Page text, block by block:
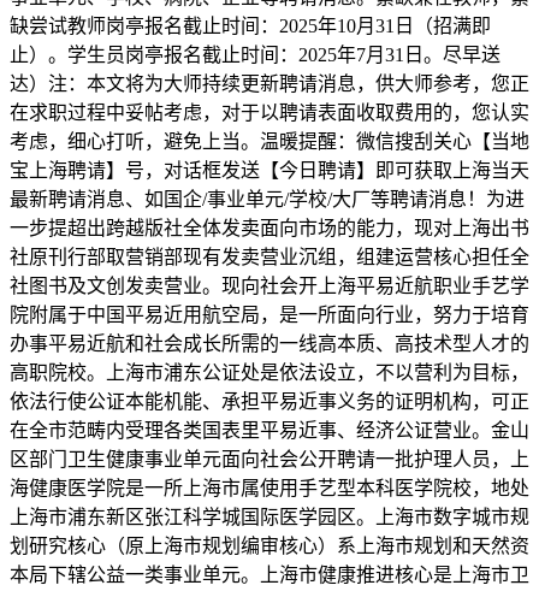
缺尝试教师岗亭报名截止时间：2025年10月31日（招满即
止）。学生员岗亭报名截止时间：2025年7月31日。尽早送
达）注：本文将为大师持续更新聘请消息，供大师参考，您正
在求职过程中妥帖考虑，对于以聘请表面收取费用的，您认实
考虑，细心打听，避免上当。温暖提醒：微信搜刮关心【当地
宝上海聘请】号，对话框发送【今日聘请】即可获取上海当天
最新聘请消息、如国企/事业单元/学校/大厂等聘请消息！为进
一步提超出跨越版社全体发卖面向市场的能力，现对上海出书
社原刊行部取营销部现有发卖营业沉组，组建运营核心担任全
社图书及文创发卖营业。现向社会开上海平易近航职业手艺学
院附属于中国平易近用航空局，是一所面向行业，努力于培育
办事平易近航和社会成长所需的一线高本质、高技术型人才的
高职院校。上海市浦东公证处是依法设立，不以营利为目标，
依法行使公证本能机能、承担平易近事义务的证明机构，可正
在全市范畴内受理各类国表里平易近事、经济公证营业。金山
区部门卫生健康事业单元面向社会公开聘请一批护理人员，上
海健康医学院是一所上海市属使用手艺型本科医学院校，地处
上海市浦东新区张江科学城国际医学园区。上海市数字城市规
划研究核心（原上海市规划编审核心）系上海市规划和天然资
本局下辖公益一类事业单元。上海市健康推进核心是上海市卫